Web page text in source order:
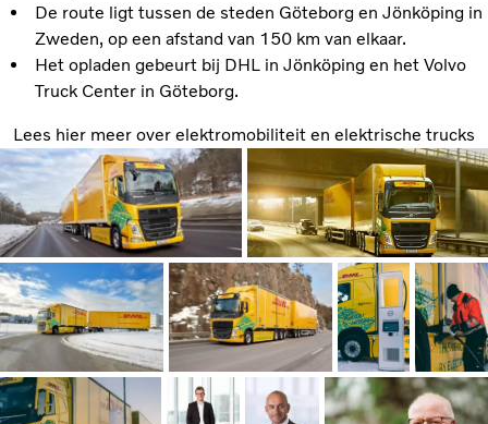
De route ligt tussen de steden Göteborg en Jönköping in
Zweden, op een afstand van 150 km van elkaar.
Het opladen gebeurt bij DHL in Jönköping en het Volvo
Truck Center in Göteborg.
Lees hier meer over elektromobiliteit en elektrische trucks